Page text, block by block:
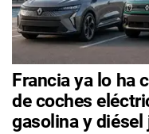
Francia ya lo ha
de coches
gasolina y diésel